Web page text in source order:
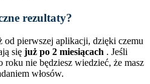
rezultaty?
od pierwszej aplikacji, dzięki czemu
się już po 2 miesiącach . Jeśli
roku nie będziesz wiedzieć, że masz
włosów.